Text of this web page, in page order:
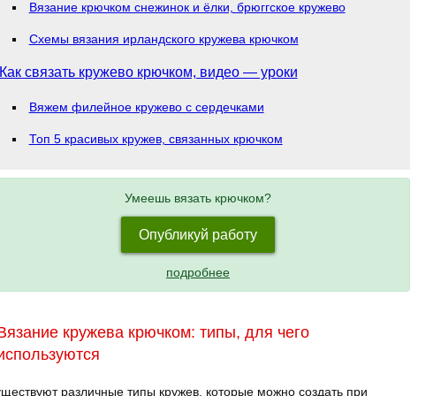
Вязание крючком снежинок и ёлки, брюггское кружево
Схемы вязания ирландского кружева крючком
связать кружево крючком, видео — уроки
Вяжем филейное кружево с сердечками
Топ 5 красивых кружев, связанных крючком
Умеешь вязать крючком?
Опубликуй работу
подробнее
кружева крючком: типы, для чего
различные типы кружев, которые можно создать при